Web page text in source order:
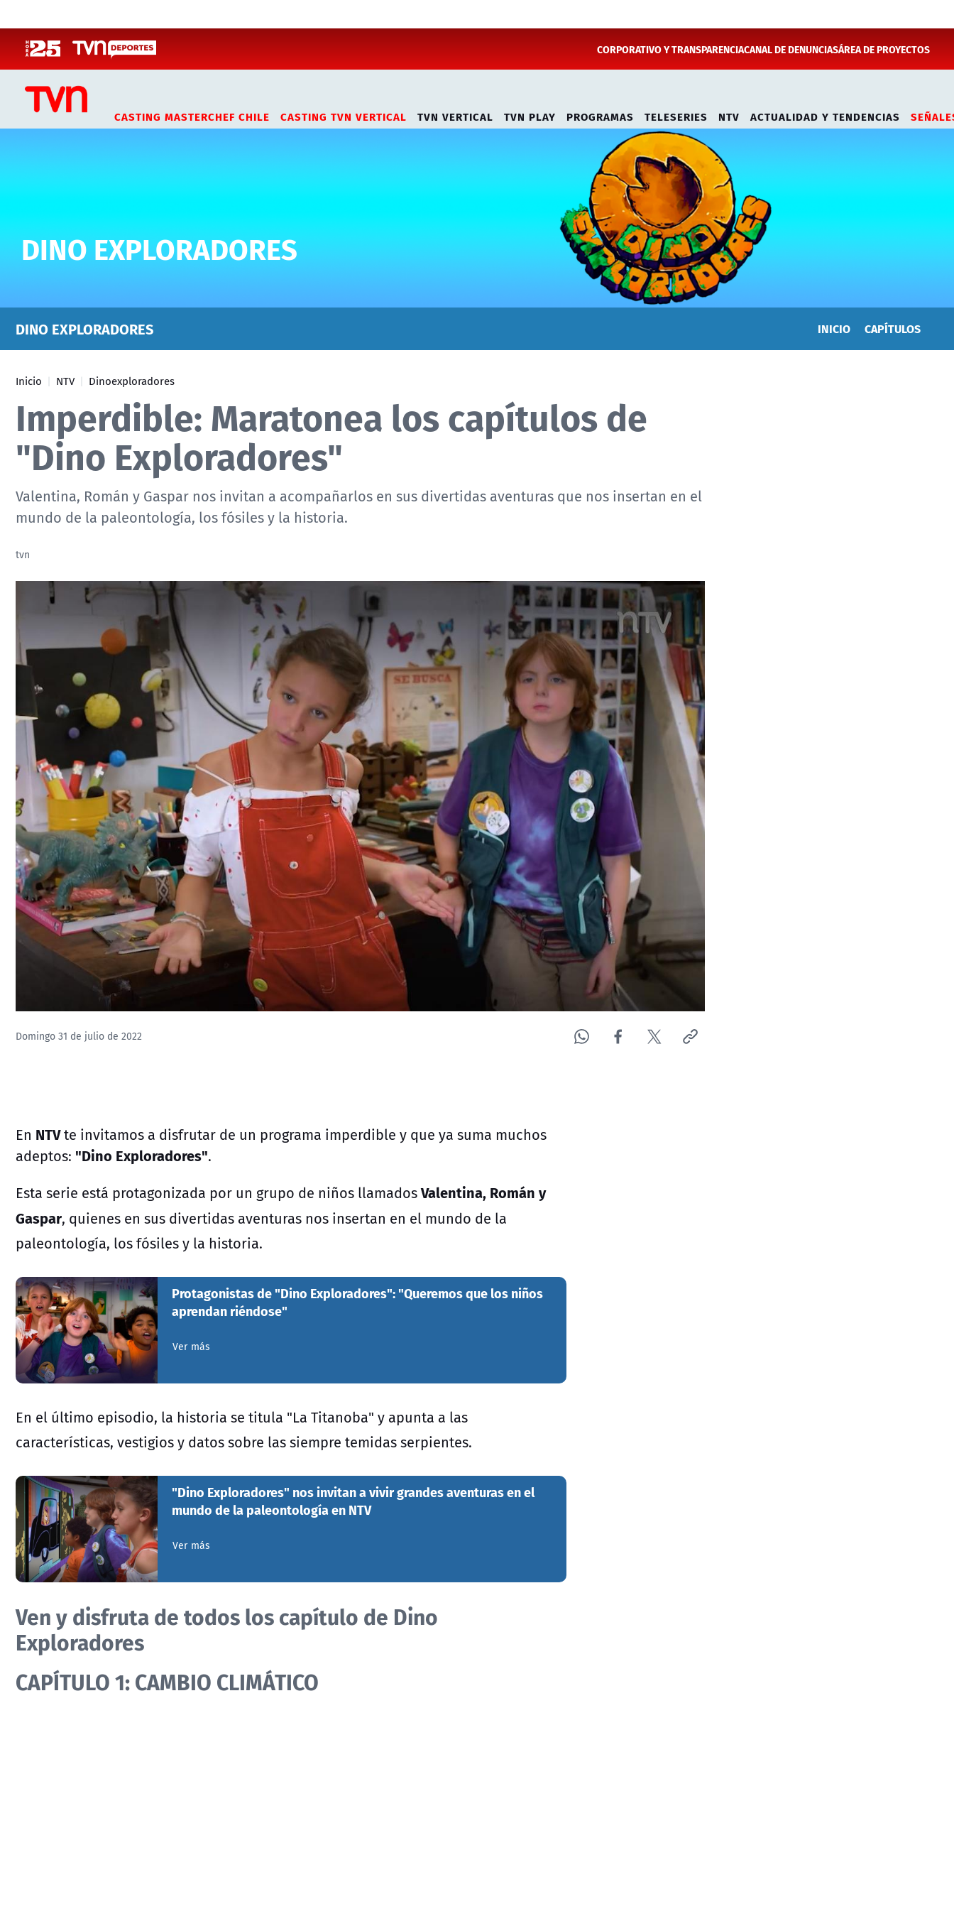
CORPORATIVO Y TRANSPARENCIACANAL DE DENUNCIASÁREA DE PROYECTOS
CASTING MASTERCHEF CHILE CASTING TVN VERTICAL TVN VERTICAL TVN PLAY PROGRAMAS TELESERIES NTV ACTUALIDAD Y TENDENCIAS
DINO EXPLORADORES
DINO EXPLORADORES INICIO CAPÍTULOS
Inicio NTV Dinoexploradores
Imperdible: Maratonea los capítulos de
"Dino Exploradores"
Valentina, Román y Gaspar nos invitan a acompañarlos en sus divertidas aventuras que nos insertan en el
mundo de la paleontología, los fósiles y la historia.
tvn
Domingo 31 de julio de 2022
En NTVte invitamos a disfrutar de un programa imperdible y que ya suma muchos
adeptos: "Dino Exploradores".
Esta serie está protagonizada por un grupo de niños llamadosValentina, Román y
Gaspar, quienes en sus divertidas aventuras nos insertan en el mundo de la
paleontología, los fósiles y la historia.
Protagonistas de "Dino Exploradores": "Queremos que los niños
aprendan riéndose"
Ver más
En el último episodio, la historia se titula "La Titanoba" y apunta a las
características, vestigios y datos sobre las siempre temidas serpientes.
"Dino Exploradores" nos invitan a vivir grandes aventuras en el
mundo de la paleontología en NTV
Ver más
Ven y disfruta de todos los capítulo de Dino
Exploradores
CAPÍTULO 1: CAMBIO CLIMÁTICO